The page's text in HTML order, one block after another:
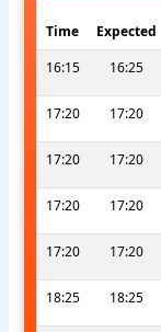
Time Expected
16:15
16:25
17:20 17:20
17:20 17:20
17:20 17:20
17:20 17:20
18:25 18:25